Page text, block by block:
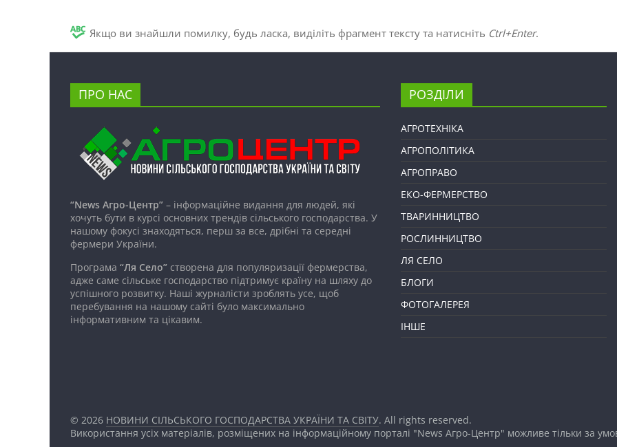
Якщо ви знайшли помилку, будь ласка, виділіть фрагмент тексту та натисніть Ctrl+Enter.
ПРО НАС
“News Агро-Центр” – інформаційне видання для людей, які
хочуть бути в курсі основних трендів сільського господарства. У
нашому фокусі знаходяться, перш за все, дрібні та середні
фермери України.
Програма “Ля Село” створена для популяризації фермерства,
адже саме сільське господарство підтримує країну на шляху до
успішного розвитку. Наші журналісти зроблять усе, щоб
перебування на нашому сайті було максимально
інформативним та цікавим.
РОЗДІЛИ
АГРОТЕХНІКА
АГРОПОЛІТИКА
АГРОПРАВО
ЕКО-ФЕРМЕРСТВО
ТВАРИННИЦТВО
РОСЛИННИЦТВО
ЛЯ СЕЛО
БЛОГИ
ФОТОГАЛЕРЕЯ
ІНШЕ
© 2026 НОВИНИ СІЛЬСЬКОГО ГОСПОДАРСТВА УКРАЇНИ ТА СВІТУ. All rights reserved.
Використання усіх матеріалів, розміщених на інформаційному порталі "News Агро-Центр" можливе тільки за